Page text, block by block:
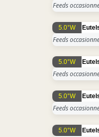
Feeds
5.0°W
Feeds
5.0°W
Feeds
5.0°W
Feeds
5.0°W